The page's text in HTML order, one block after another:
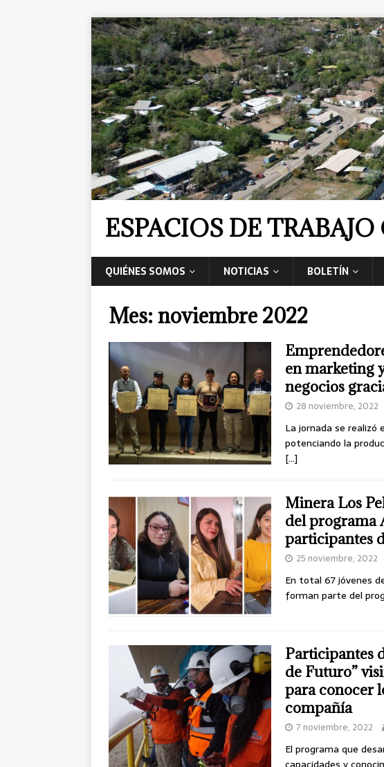
ESPACIOS DE
QUIÉNES SOMOS NOTICIAS BOLETÍN
Mes:noviembre 2022
en marketing
negocios
28 noviembre, 2022
La jornada se realizó
potenciando la
[…]
Minera Los
del programa
participantes
25 noviembre, 2022
En total 67 jóvenes
forman parte del
Participantes
de Futuro”
para conocer
compañía
7 noviembre, 2022
El programa que